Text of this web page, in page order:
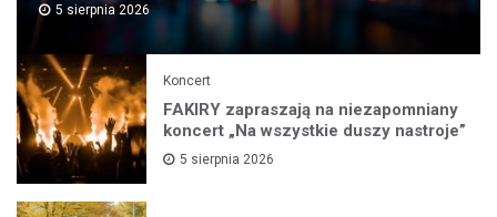
5 sierpnia 2026
Koncert
FAKIRY zapraszają na niezapomniany
koncert „Na wszystkie duszy nastroje”
5 sierpnia 2026